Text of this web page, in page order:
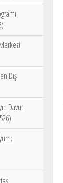
Dış
Davut